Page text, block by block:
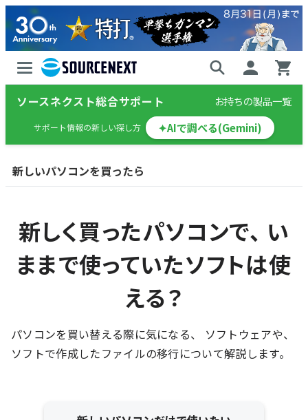
ソースネクスト総合サポート お持ちの製品一覧
サポート情報の新しい探し方 ✦AIで調べる(Gemini)
新しいパソコンを買ったら
新しく買ったパソコンで、 い
ままで使っていたソフトは使
える？
パソコンを買い替える際に気になる、 ソフトウェアや、
ソフトで作成したファイルの移行について解説します。